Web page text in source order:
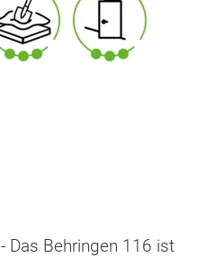
- Das Behringen 116 ist